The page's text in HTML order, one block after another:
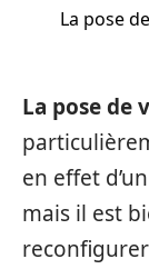
La pose
La pose de
en effet
mais il est